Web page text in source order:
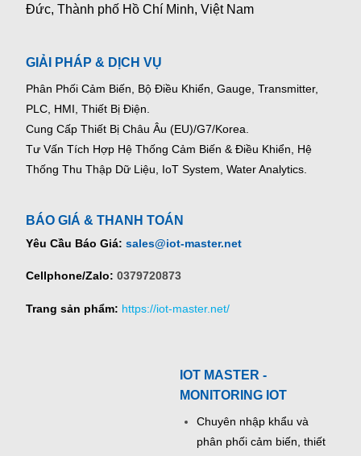
Đức, Thành phố Hồ Chí Minh, Việt Nam
GIẢI PHÁP & DỊCH VỤ
Phân Phối Cảm Biến, Bộ Điều Khiển, Gauge, Transmitter,
PLC, HMI, Thiết Bị Điện.
Cung Cấp Thiết Bị Châu Âu (EU)/G7/Korea.
Tư Vấn Tích Hợp Hệ Thống Cảm Biến & Điều Khiển, Hệ
Thống Thu Thập Dữ Liệu, IoT System, Water Analytics.
BÁO GIÁ & THANH TOÁN
Yêu Cầu Báo Giá: sales@iot-master.net
Cellphone/Zalo: 0379720873
Trang sản phẩm: https://iot-master.net/
IOT MASTER -
MONITORING IOT
Chuyên nhập khẩu và
phân phối cảm biến, thiết